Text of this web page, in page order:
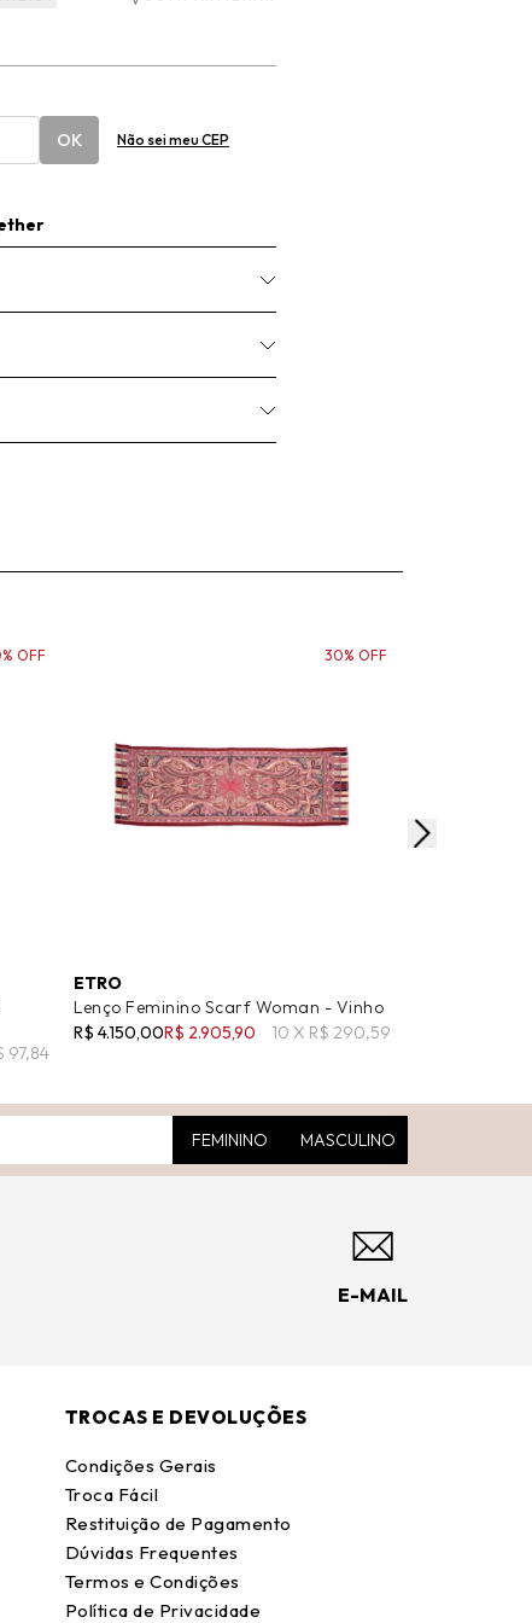
OK
Não sei meu CEP
97,84
OFF
ETRO
Lenço Feminino Scarf Woman - Vinho
R$ 4.150,00R$ 2.905,90 10 X R$ 290,59
30% OFF
FEMININO MASCULINO
E-MAIL
TROCAS E DEVOLUÇÕES
Condições Gerais
Troca Fácil
Restituição de Pagamento
Dúvidas Frequentes
Termos e Condições
Política de Privacidade